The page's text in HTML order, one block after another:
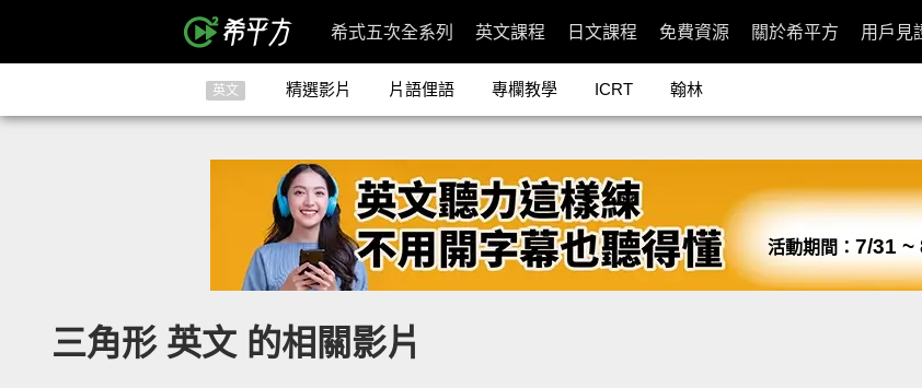
希式五次全系列 英文課程 日文課程 免費資源 關於希平方 用戶見
英文 精選影片 片語俚語 專欄教學 ICRT 翰林
活動期間： 7/31 ~
三角形 英文 的相關影片